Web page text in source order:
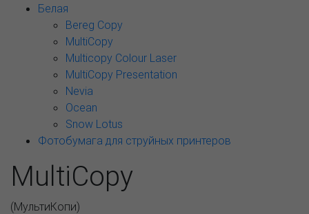
Белая
Bereg Copy
MultiCopy
Multicopy Colour Laser
MultiCopy Presentation
Nevia
Ocean
Snow Lotus
Фотобумага для струйных принтеров
MultiCopy
(МультиКопи)